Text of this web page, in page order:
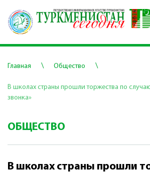
Главная \ Общество \
В школах страны прошли торжества по
звонка»
ОБЩЕСТВО
В школах страны прошли